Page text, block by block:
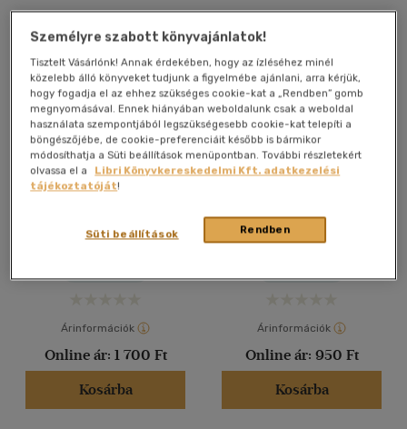
Dolányi Anna
Árinformációk
Online ár: 1 700 Ft
Kosárba
Árinformációk
Online ár: 950 Ft
Kosárba
Személyre szabott könyvajánlatok!
Tisztelt Vásárlónk! Annak érdekében, hogy az ízléséhez minél
közelebb álló könyveket tudjunk a figyelmébe ajánlani, arra kérjük,
hogy fogadja el az ehhez szükséges cookie-kat a „Rendben” gomb
megnyomásával. Ennek hiányában weboldalunk csak a weboldal
használata szempontjából legszükségesebb cookie-kat telepíti a
böngészőjébe, de cookie-preferenciáit később is bármikor
módosíthatja a Süti beállítások menüpontban. További részletekért
olvassa el a
Libri Könyvkereskedelmi Kft. adatkezelési
tájékoztatóját!
Rendben
Süti beállítások